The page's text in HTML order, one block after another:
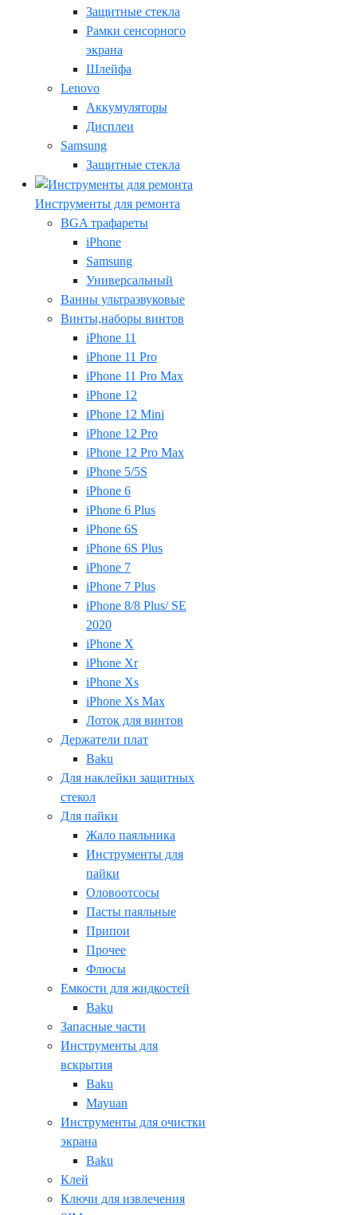
Защитные стекла
Рамки сенсорного
экрана
Шлейфа
Lenovo
Аккумуляторы
Дисплеи
Samsung
Защитные стекла
Инструменты для ремонта
BGA трафареты
iPhone
Samsung
Универсальный
Ванны ультразвуковые
Винты,наборы винтов
iPhone 11
iPhone 11 Pro
iPhone 11 Pro Max
iPhone 12
iPhone 12 Mini
iPhone 12 Pro
iPhone 12 Pro Max
iPhone 5/5S
iPhone 6
iPhone 6 Plus
iPhone 6S
iPhone 6S Plus
iPhone 7
iPhone 7 Plus
iPhone 8/8 Plus/ SE
2020
iPhone X
iPhone Xr
iPhone Xs
iPhone Xs Max
Лоток для винтов
Держатели плат
Baku
Для наклейки защитных
стекол
Для пайки
Жало паяльника
Инструменты для
пайки
Оловоотсосы
Пасты паяльные
Припои
Прочее
Флюсы
Емкости для жидкостей
Baku
Запасные части
Инструменты для
вскрытия
Baku
Mayuan
Инструменты для очистки
экрана
Baku
Клей
Ключи для извлечения